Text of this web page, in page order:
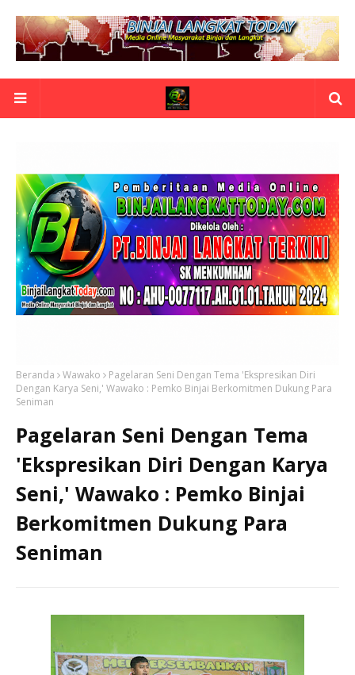
Beranda Wawako
Pagelaran Seni Dengan Tema 'Ekspresikan Diri
Dengan Karya Seni,' Wawako : Pemko Binjai Berkomitmen Dukung Para
Seniman
Pagelaran Seni Dengan Tema
'Ekspresikan Diri Dengan Karya
Seni,' Wawako : Pemko Binjai
Berkomitmen Dukung Para
Seniman